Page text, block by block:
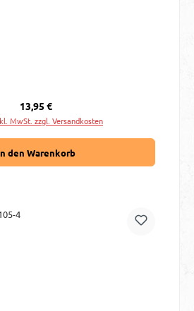
Regulärer Preis:
13,95 €
MwSt. zzgl. Versandkosten
den Warenkorb